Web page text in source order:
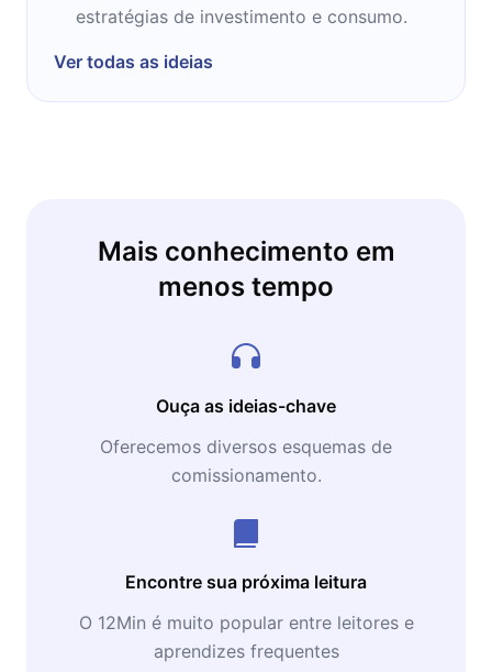
estratégias de investimento e consumo.
Ver todas as ideias
Mais conhecimento em
menos tempo
Ouça as ideias-chave
Oferecemos diversos esquemas de
comissionamento.
Encontre sua próxima leitura
O 12Min é muito popular entre leitores e
aprendizes frequentes